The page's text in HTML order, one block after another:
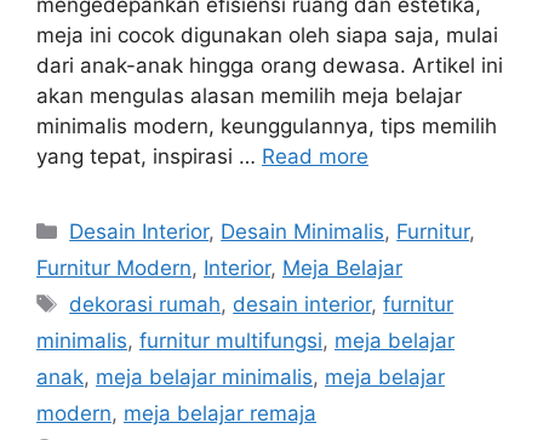
meja ini cocok digunakan oleh siapa saja, mulai
dari anak-anak hingga orang dewasa. Artikel ini
akan mengulas alasan memilih meja belajar
minimalis modern, keunggulannya, tips memilih
yang tepat, inspirasi … Read more
Categories
Desain Interior, Desain Minimalis, Furnitur,
Furnitur Modern, Interior, Meja Belajar
Tags
dekorasi rumah, desain interior,furnitur
minimalis, furnitur multifungsi, meja belajar
anak, meja belajar minimalis, meja belajar
modern, meja belajar remaja